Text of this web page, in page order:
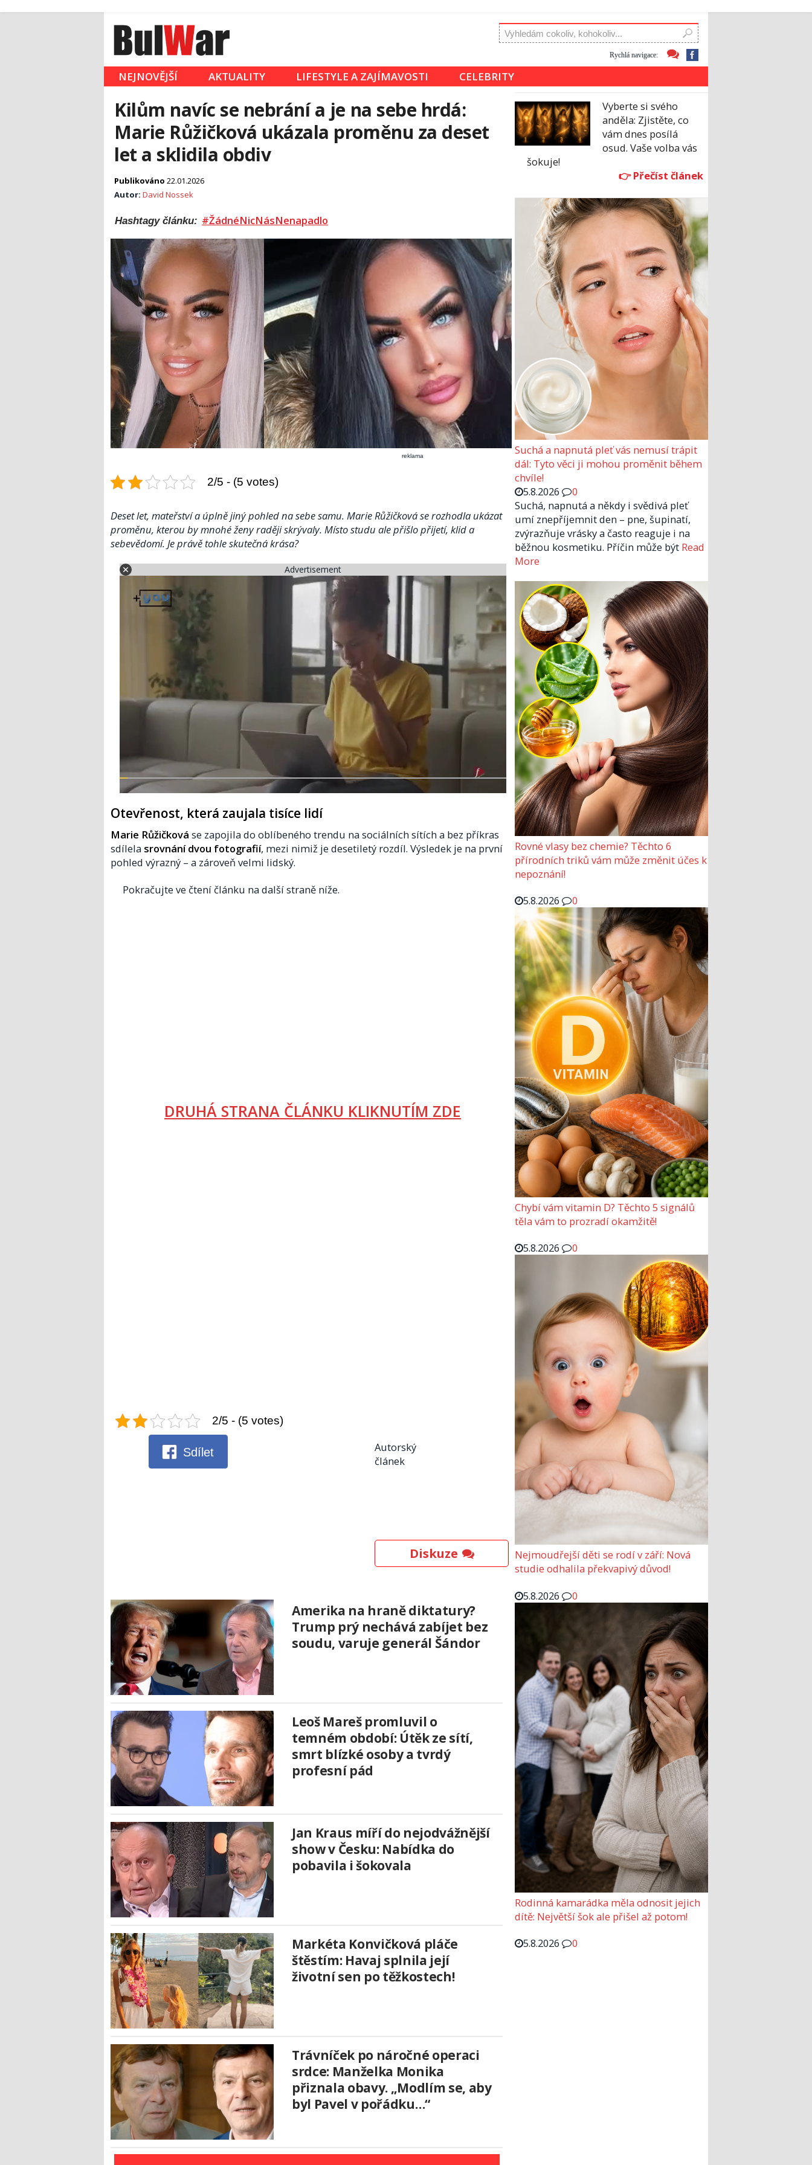
Rychlá navigace:
NEJNOVĚJŠÍ AKTUALITY LIFESTYLE A ZAJÍMAVOSTI CELEBRITY
Kilům navíc se nebrání a je na sebe hrdá:
Marie Růžičková ukázala proměnu za deset
let a sklidila obdiv
Publikováno 22.01.2026
Autor: David Nossek
Hashtagy článku: #ŽádnéNicNásNenapadlo
reklama
2/5 - (5 votes)
Deset let, mateřství a úplně jiný pohled na sebe samu. Marie Růžičková se rozhodla ukázat
proměnu, kterou by mnohé ženy raději skrývaly. Místo studu ale přišlo přijetí, klid a
sebevědomí. Je právě tohle skutečná krása?
Advertisement
Otevřenost, která zaujala tisíce lidí
Marie Růžičková se zapojila do oblíbeného trendu na sociálních sítích a bez příkras
sdílela srovnání dvou fotografií, mezi nimiž je desetiletý rozdíl. Výsledek je na první
pohled výrazný – a zároveň velmi lidský.
Pokračujte ve čtení článku na další straně níže.
DRUHÁ STRANA ČLÁNKU KLIKNUTÍM ZDE
2/5 - (5 votes)
Sdílet
Autorský
článek
Diskuze
Amerika na hraně diktatury?
Trump prý nechává zabíjet bez
soudu, varuje generál Šándor
Leoš Mareš promluvil o
temném období: Útěk ze sítí,
smrt blízké osoby a tvrdý
profesní pád
Jan Kraus míří do nejodvážnější
show v Česku: Nabídka do
pobavila i šokovala
Markéta Konvičková pláče
štěstím: Havaj splnila její
životní sen po těžkostech!
Trávníček po náročné operaci
srdce: Manželka Monika
přiznala obavy. „Modlím se, aby
byl Pavel v pořádku…“
Vyberte si svého
anděla: Zjistěte, co
vám dnes posílá
osud. Vaše volba vás
šokuje!
Suchá a napnutá pleť vás nemusí trápit
dál: Tyto věci ji mohou proměnit během
chvíle!
5.8.2026
0
Suchá, napnutá a někdy i svědivá pleť
umí znepříjemnit den – pne, šupinatí,
zvýrazňuje vrásky a často reaguje i na
běžnou kosmetiku. Příčin může být Read
More
Rovné vlasy bez chemie? Těchto 6
přírodních triků vám může změnit účes k
nepoznání!
5.8.2026
0
Chybí vám vitamin D? Těchto 5 signálů
těla vám to prozradí okamžitě!
5.8.2026
0
Nejmoudřejší děti se rodí v září: Nová
studie odhalila překvapivý důvod!
5.8.2026
0
Rodinná kamarádka měla odnosit jejich
dítě: Největší šok ale přišel až potom!
5.8.2026
0